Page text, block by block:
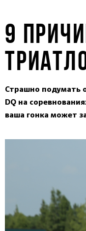
9
Страшно подумать
DQ на
ваша гонка может